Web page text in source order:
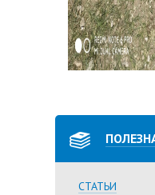
СТАТЬИ